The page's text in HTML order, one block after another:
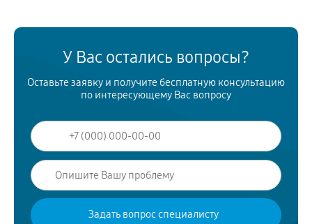
У Вас остались вопросы?
Оставьте заявку и получите бесплатную консультацию
по интересующему Вас вопросу